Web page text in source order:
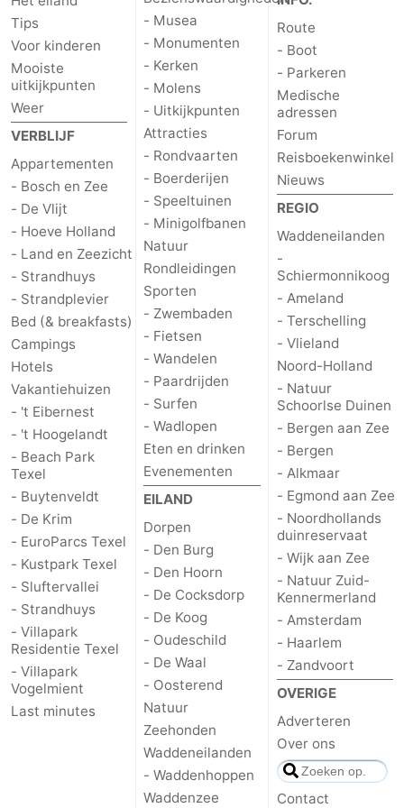
Nieuws
Medische
adressen
Regio
Waddeneilanden
Schiermonnikoog
-
Ameland
-
Terschelling
-
Vlieland
Noord-
Holland
-
Natuur
Schoorlse
Duinen
-
Bergen
aan
Zee
-
Bergen
-
Alkmaar
-
Egmond
aan
Zee
Noordhollands
duinreservaat
-
Wijk
aan
-
Natuur
Tips
Voor kinderen
Mooiste
uitkijkpunten
Weer
VERBLIJF
Appartementen
- Bosch en Zee
- De Vlijt
- Hoeve Holland
- Land en Zeezicht
- Strandhuys
- Strandplevier
Bed (& breakfasts)
Campings
Hotels
Vakantiehuizen
- 't Eibernest
- 't Hoogelandt
- Beach Park
Texel
- Buytenveldt
- De Krim
- EuroParcs Texel
- Kustpark Texel
- Sluftervallei
- Strandhuys
- Villapark
Residentie Texel
- Villapark
Vogelmient
Last minutes
- Musea
- Monumenten
- Kerken
- Molens
- Uitkijkpunten
Attracties
- Rondvaarten
- Boerderijen
- Speeltuinen
- Minigolfbanen
Natuur
Rondleidingen
Sporten
- Zwembaden
- Fietsen
- Wandelen
- Paardrijden
- Surfen
- Wadlopen
Eten en drinken
Evenementen
EILAND
Dorpen
- Den Burg
- Den Hoorn
- De Cocksdorp
- De Koog
- Oudeschild
- De Waal
- Oosterend
Natuur
Zeehonden
Waddeneilanden
- Waddenhoppen
Waddenzee
Route
- Boot
- Parkeren
Medische
adressen
Forum
Reisboekenwinkel
Nieuws
REGIO
Waddeneilanden
-
Schiermonnikoog
- Ameland
- Terschelling
- Vlieland
Noord-Holland
- Natuur
Schoorlse Duinen
- Bergen aan Zee
- Bergen
- Alkmaar
- Egmond aan Zee
- Noordhollands
duinreservaat
- Wijk aan Zee
- Natuur Zuid-
Kennermerland
- Amsterdam
- Haarlem
- Zandvoort
OVERIGE
Adverteren
Over ons
Contact